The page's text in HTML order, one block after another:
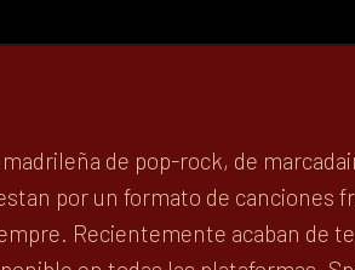
de pop-rock, de
por un formato de canciones
Recientemente acaban de